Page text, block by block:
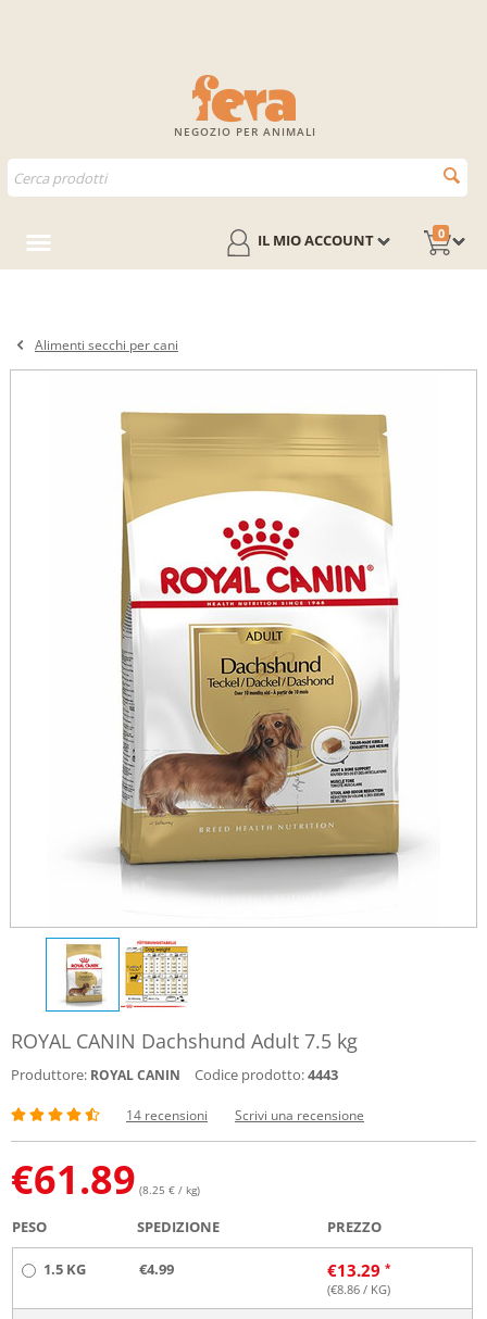
NEGOZIO PER ANIMALI
0
IL MIO ACCOUNT
Alimenti secchi per cani
ROYAL CANIN Dachshund Adult 7.5 kg
Produttore: ROYAL CANIN Codice prodotto:4443
14 recensioni Scrivi una recensione
€61.89 (8.25 € / kg)
PESO SPEDIZIONE PREZZO
1.5 KG €4.99 €13.29
(€8.86 / KG)